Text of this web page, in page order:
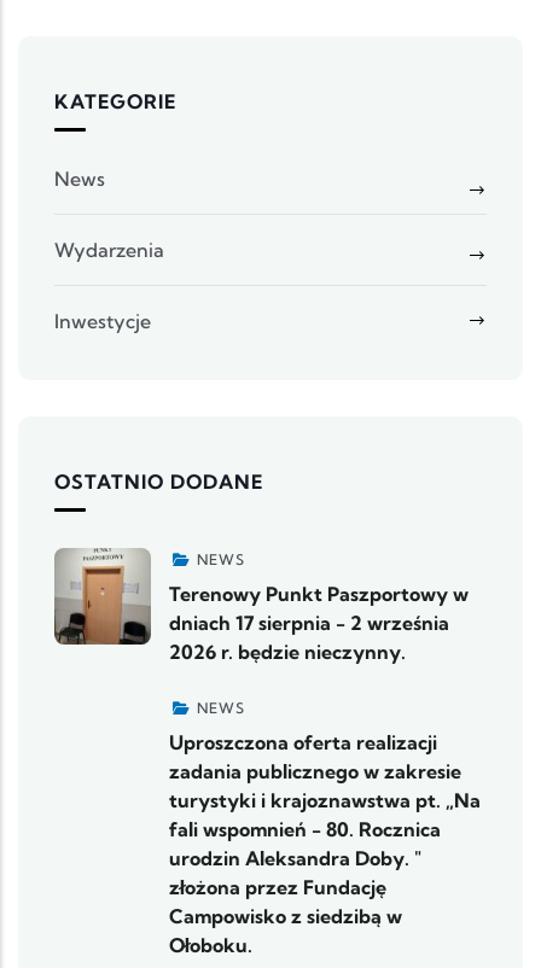
KATEGORIE
News
Wydarzenia
Inwestycje
OSTATNIO DODANE
NEWS
Terenowy Punkt Paszportowy w
dniach 17 sierpnia - 2 września
2026 r. będzie nieczynny.
NEWS
Uproszczona oferta realizacji
zadania publicznego w zakresie
turystyki i krajoznawstwa pt. „Na
fali wspomnień - 80. Rocznica
urodzin Aleksandra Doby. "
złożona przez Fundację
Campowisko z siedzibą w
Ołoboku.